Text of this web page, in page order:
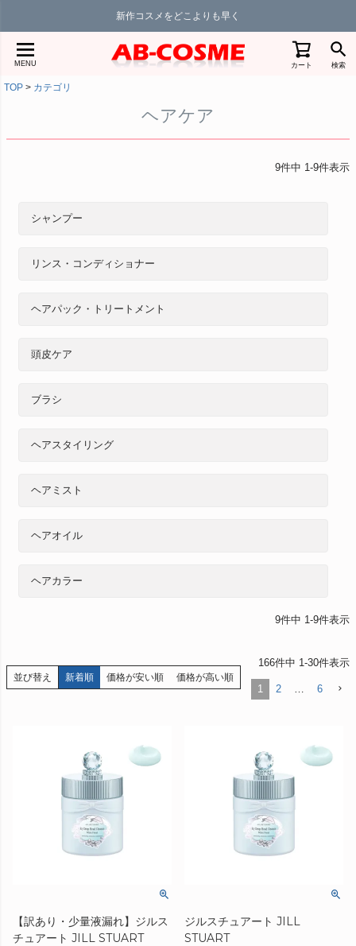
新作コスメをどこよりも早く
MENU カート 検索
TOP カテゴリ
ヘアケア
9件中 1-9件表示
シャンプー
リンス・コンディショナー
ヘアパック・トリートメント
頭皮ケア
ブラシ
ヘアスタイリング
ヘアミスト
ヘアオイル
ヘアカラー
9件中 1-9件表示
並び替え 新着順 価格が安い順 価格が高い順
166件中 1-30件表示
1 2 … 6
【訳あり・少量液漏れ】ジルス
チュアート JILL STUART
ジルスチュアート JILL
STUART